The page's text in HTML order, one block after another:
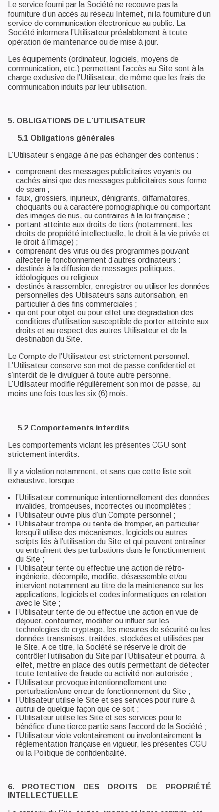
Le service fourni par la Société ne recouvre pas la
fourniture d’un accès au réseau Internet, ni la fourniture d’un
service de communication électronique au public. La
Société informera l’Utilisateur préalablement à toute
opération de maintenance ou de mise à jour.
Les équipements (ordinateur, logiciels, moyens de
communication, etc.) permettant l’accès au Site sont à la
charge exclusive de l’Utilisateur, de même que les frais de
communication induits par leur utilisation.
5. OBLIGATIONS DE L'UTILISATEUR
5.1 Obligations générales
L’Utilisateur s’engage à ne pas échanger des contenus :
comprenant des messages publicitaires voyants ou
cachés ainsi que des messages publicitaires sous forme
de spam ;
faux, grossiers, injurieux, dénigrants, diffamatoires,
choquants ou à caractère pornographique ou comportant
des images de nus, ou contraires à la loi française ;
portant atteinte aux droits de tiers (notamment, les
droits de propriété intellectuelle, le droit à la vie privée et
le droit à l’image) ;
comprenant des virus ou des programmes pouvant
affecter le fonctionnement d’autres ordinateurs ;
destinés à la diffusion de messages politiques,
idéologiques ou religieux ;
destinés à rassembler, enregistrer ou utiliser les données
personnelles des Utilisateurs sans autorisation, en
particulier à des fins commerciales ;
qui ont pour objet ou pour effet une dégradation des
conditions d’utilisation susceptible de porter atteinte aux
droits et au respect des autres Utilisateur et de la
destination du Site.
Le Compte de l’Utilisateur est strictement personnel.
L’Utilisateur conserve son mot de passe confidentiel et
s’interdit de le divulguer à toute autre personne.
L’Utilisateur modifie régulièrement son mot de passe, au
moins une fois tous les six (6) mois.
5.2 Comportements interdits
Les comportements violant les présentes CGU sont
strictement interdits.
Il y a violation notamment, et sans que cette liste soit
exhaustive, lorsque :
l’Utilisateur communique intentionnellement des données
invalides, trompeuses, incorrectes ou incomplètes ;
l’Utilisateur ouvre plus d’un Compte personnel ;
l’Utilisateur trompe ou tente de tromper, en particulier
lorsqu’il utilise des mécanismes, logiciels ou autres
scripts liés à l’utilisation du Site et qui peuvent entraîner
ou entraînent des perturbations dans le fonctionnement
du Site ;
l’Utilisateur tente ou effectue une action de rétro-
ingénierie, décompile, modifie, désassemble et/ou
intervient notamment au titre de la maintenance sur les
applications, logiciels et codes informatiques en relation
avec le Site ;
l’Utilisateur tente de ou effectue une action en vue de
déjouer, contourner, modifier ou influer sur les
technologies de cryptage, les mesures de sécurité ou les
données transmises, traitées, stockées et utilisées par
le Site. A ce titre, la Société se réserve le droit de
contrôler l’utilisation du Site par l’Utilisateur et pourra, à
effet, mettre en place des outils permettant de détecter
toute tentative de fraude ou activité non autorisée ;
l’Utilisateur provoque intentionnellement une
perturbation/une erreur de fonctionnement du Site ;
l’Utilisateur utilise le Site et ses services pour nuire à
autrui de quelque façon que ce soit ;
l’Utilisateur utilise les Site et ses services pour le
bénéfice d’une tierce partie sans l’accord de la Société ;
l’Utilisateur viole volontairement ou involontairement la
réglementation française en vigueur, les présentes CGU
ou la Politique de confidentialité.
6. PROTECTION DES DROITS DE PROPRIÉTÉ
INTELLECTUELLE